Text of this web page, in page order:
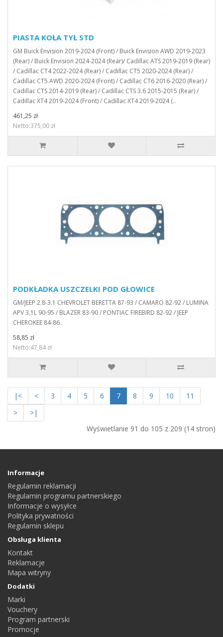
PIASTA KOŁA TYŁ STD
GM Buick Envision 2019-2024 (Front) / Buick Envision AWD 2019-2023
(Rear) / Buick Envision 2024-2024 (Rear)/ Cadillac ATS 2019-2019 (Rear)
/ Cadillac CT4 2022-2024 (Rear) / Cadillac CT5 2020-2024 (Rear) /
Cadillac CT5 AWD 2020-2024 (Front) / Cadillac CT6 2016-2020 (Rear) /
Cadillac CTS 2014-2019 (Rear) / Cadillac CTS 3.6 2015-2015 (Rear) /
Cadillac XT4 2019-2024 (Front) / Cadillac XT4 2019-2024 (..
461,25 zł
Netto:375,00 zł
PODKŁADKA USZCZELKI POD GŁOWICE
GM/JEEP 2.8-3.1 CHEVROLET BERETTA 87-93 / CAMARO 82-92 / LUMINA
APV 3,1L 90-95 / BLAZER 83-90 / PONTIAC FIREBIRD 82-92 / JEEP
CHEROKEE 84-86..
58,85 zł
Netto:47,84 zł
|< < 3 4 5 6 7 8 9 10
11
>
>|
Wyświetlanie 91 do 105 z 209 (14 stron)
Informacje
Regulamin reklamacji
Regulamin programu partnerskiego
Informacje o wysyłce
Polityka prywatności
Regulamin sklepu
Obsługa klienta
Kontakt
Reklamacje
Mapa witryny
Dodatki
Marki
Vouchery
Program partnerski
Promocje